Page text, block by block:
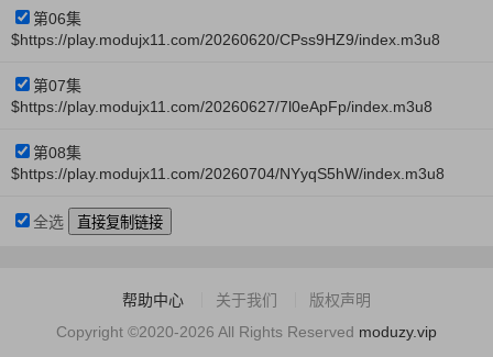
第06集
$https://play.modujx11.com/20260620/CPss9HZ9/index.m3u8
第07集
$https://play.modujx11.com/20260627/7l0eApFp/index.m3u8
第08集
$https://play.modujx11.com/20260704/NYyqS5hW/index.m3u8
全选
帮助中心 关于我们
版权声明
Copyright ©2020-2026 All Rights Reserved moduzy.vip